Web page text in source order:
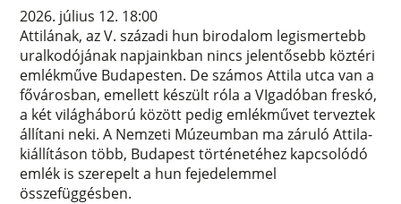
2026. július 12. 18:00
Attilának, az V. századi hun birodalom legismertebb
uralkodójának napjainkban nincs jelentősebb köztéri
emlékműve Budapesten. De számos Attila utca van a
fővárosban, emellett készült róla a VIgadóban freskó,
a két világháború között pedig emlékművet terveztek
állítani neki. A Nemzeti Múzeumban ma záruló Attila-
kiállításon több, Budapest történetéhez kapcsolódó
emlék is szerepelt a hun fejedelemmel
összefüggésben.